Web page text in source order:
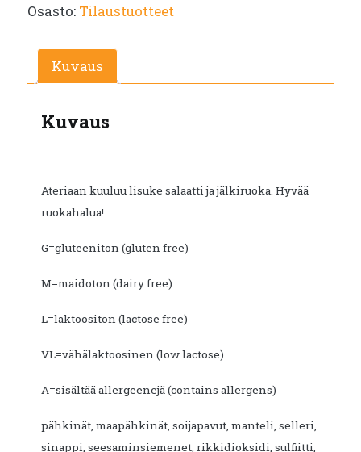
Osasto: Tilaustuotteet
Kuvaus
Kuvaus
Ateriaan kuuluu lisuke salaatti ja jälkiruoka. Hyvää
ruokahalua!
G=gluteeniton (gluten free)
M=maidoton (dairy free)
L=laktoositon (lactose free)
VL=vähälaktoosinen (low lactose)
A=sisältää allergeenejä (contains allergens)
pähkinät, maapähkinät, soijapavut, manteli, selleri,
sinappi, seesaminsiemenet, rikkidioksidi, sulfiitti,